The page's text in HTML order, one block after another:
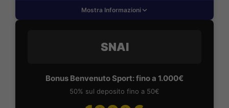
Mostra Informazioni
SNAI
Bonus Benvenuto Sport: fino a 1.000€
50% sul deposito fino a 50€